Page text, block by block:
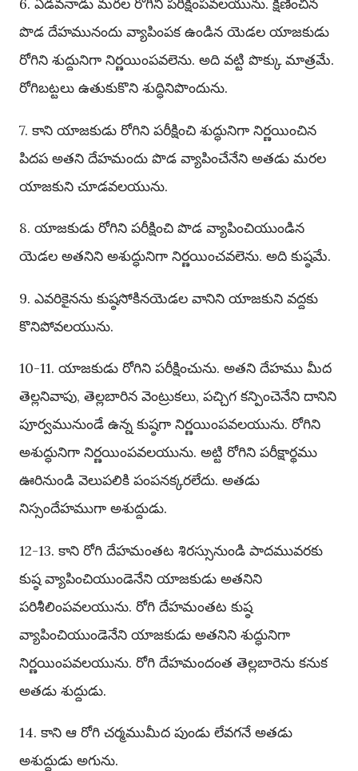
పొడ దేహమునందు వ్యాపింపక ఉండిన యెడల యాజకుడు
రోగిని శుద్దునిగా నిర్ణయింపవలెను. అది వట్టి పొక్కు మాత్రమే.
రోగిబట్టలు ఉతుకుకొని శుద్ధినిపొందును.
7. కాని యాజకుడు రోగిని పరీక్షించి శుద్ధునిగా నిర్ణయించిన
పిదప అతని దేహమందు పొడ వ్యాపించేనేని అతడు మరల
యాజకుని చూడవలయును.
8. యాజకుడు రోగిని పరీక్షించి పొడ వ్యాపించియుండిన
యెడల అతనిని అశుద్ధునిగా నిర్ణయించవలెను. అది కుష్ఠమే.
9. ఎవరికైనను కుష్ఠసోకినయెడల వానిని యాజకుని వద్దకు
కొనిపోవలయును.
10-11. యాజకుడు రోగిని పరీక్షించును. అతని దేహము మీద
తెల్లనివాపు, తెల్లబారిన వెంట్రుకలు, పచ్చిగ కన్పించెనేని దానిని
పూర్వమునుండే ఉన్న కుష్ఠగా నిర్ణయింపవలయును. రోగిని
అశుద్ధునిగా నిర్ణయింపవలయును. అట్టి రోగిని పరీక్షార్థము
ఊరినుండి వెలుపలికి పంపనక్కరలేదు. అతడు
నిస్సందేహముగా అశుద్దుడు.
12-13. కాని రోగి దేహమంతట శిరస్సునుండి పాదమువరకు
కుష్ఠ వ్యాపించియుండెనేని యాజకుడు అతనిని
పరిశీలింపవలయును. రోగి దేహమంతట కుష్ఠ
వ్యాపించియుండెనేని యాజకుడు అతనిని శుద్ధునిగా
నిర్ణయింపవలయును. రోగి దేహమందంత తెల్లబారెను కనుక
అతడు శుద్దుడు.
14. కాని ఆ రోగి చర్మముమీద పుండు లేవగనే అతడు
అశుద్దుడు అగును.